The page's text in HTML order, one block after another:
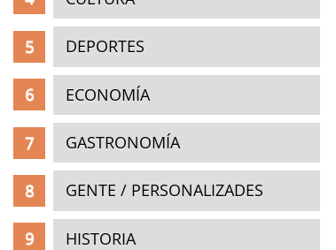
DEPORTES
ECONOMÍA
GASTRONOMÍA
GENTE / PERSONALIZADES
HISTORIA